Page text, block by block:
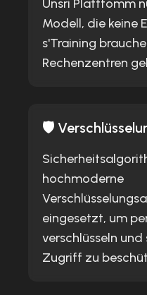
Unsri Plattfomm
Modell, die keine
s'Training
Rechenzentren
🛡️
hochmoderne
eingesetzt, um
verschlüsseln
Zugriff zu